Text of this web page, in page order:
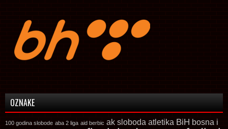
OZNAKE
100 godina slobode aba 2 liga aid berbic ak sloboda atletika BiH bosna i